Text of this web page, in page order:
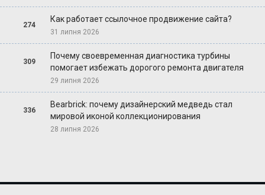
274
Как работает ссылочное продвижение сайта?
31 липня 2026
309
Почему своевременная диагностика турбины
помогает избежать дорогого ремонта двигателя
29 липня 2026
336
Bearbrick: почему дизайнерский медведь стал
мировой иконой коллекционирования
28 липня 2026